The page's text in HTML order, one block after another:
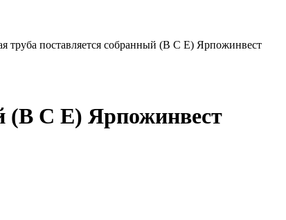
труба поставляется собранный (B C E) Ярпожинвест
(B C E) Ярпожинвест